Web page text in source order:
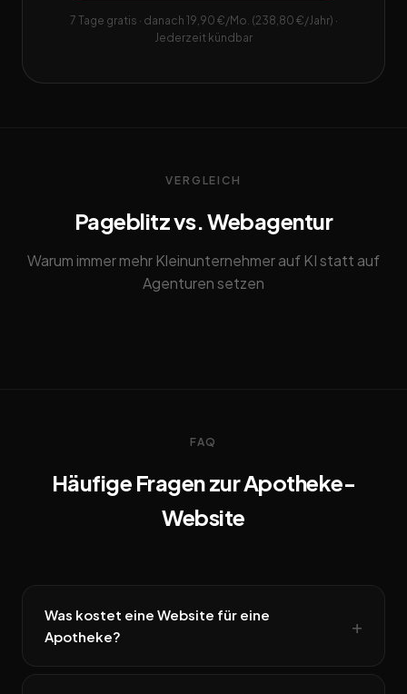
7 Tage gratis · danach 19,90 €/Mo. (238,80 €/Jahr) ·
Jederzeit kündbar
VERGLEICH
Pageblitz vs. Webagentur
Warum immer mehr Kleinunternehmer auf KI statt auf
Agenturen setzen
FAQ
Häufige Fragen zur Apotheke-
Website
Was kostet eine Website für eine
Apotheke?